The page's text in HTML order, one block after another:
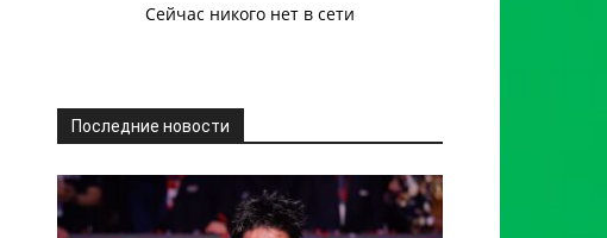
Сейчас никого нет в сети
Последние новости